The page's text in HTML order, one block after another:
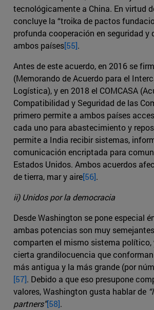
tecnológicamente a China. En virtud
concluye la “troika de pactos
profunda cooperación en seguridad y
ambos países[55].
Antes de este acuerdo, en 2016 se
(Memorando de Acuerdo para el
Logística), y en 2018 el COMCASA
Compatibilidad y Seguridad de las
primero permite a ambos países
cada uno para abastecimiento y
permite a India recibir sistemas,
comunicación encriptada para
Estados Unidos. Ambos acuerdos
de tierra, mar y aire[56].
ii) Unidos por la democracia
Desde Washington se pone especial
ambas potencias son muy
comparten el mismo sistema político,
cierta grandilocuencia que
más antigua y la más grande (por
[57]. Debido a que eso presupone
valores, Washington gusta hablar de
partners”[58].